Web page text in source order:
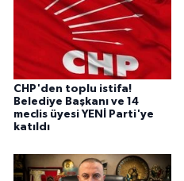
CHP'den toplu istifa!
Belediye Başkanı ve 14
meclis üyesi YENİ Parti'ye
katıldı